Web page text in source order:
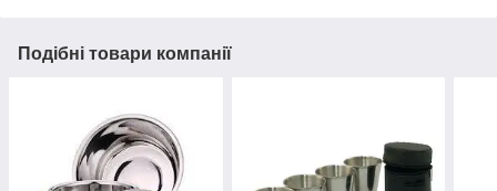
Подібні товари компанії